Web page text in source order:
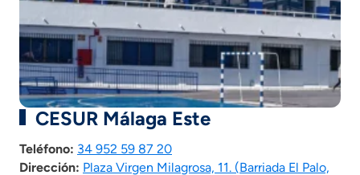
CESUR Málaga Este
Teléfono: 34 952 59 87 20
Dirección: Plaza Virgen Milagrosa, 11. (Barriada El Palo,